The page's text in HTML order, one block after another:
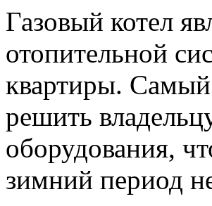
Газовый котел
отопительной
квартиры. Самый
решить
оборудования,
зимний период